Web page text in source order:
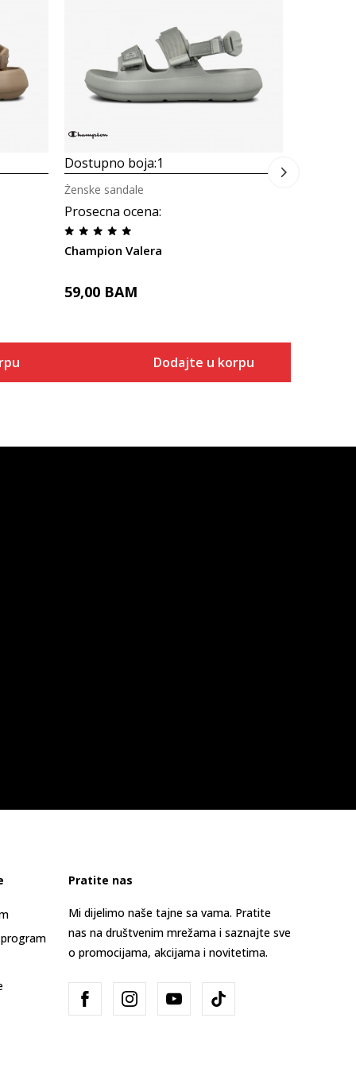
Dostupno boja:1
Prosecna ocena:
Champion Valera
Ženske sandale
59,00 BAM
Dodajte u korpu
Pratite nas
Mi dijelimo naše tajne sa vama. Pratite
nas na društvenim mrežama i saznajte sve
o promocijama, akcijama i novitetima.